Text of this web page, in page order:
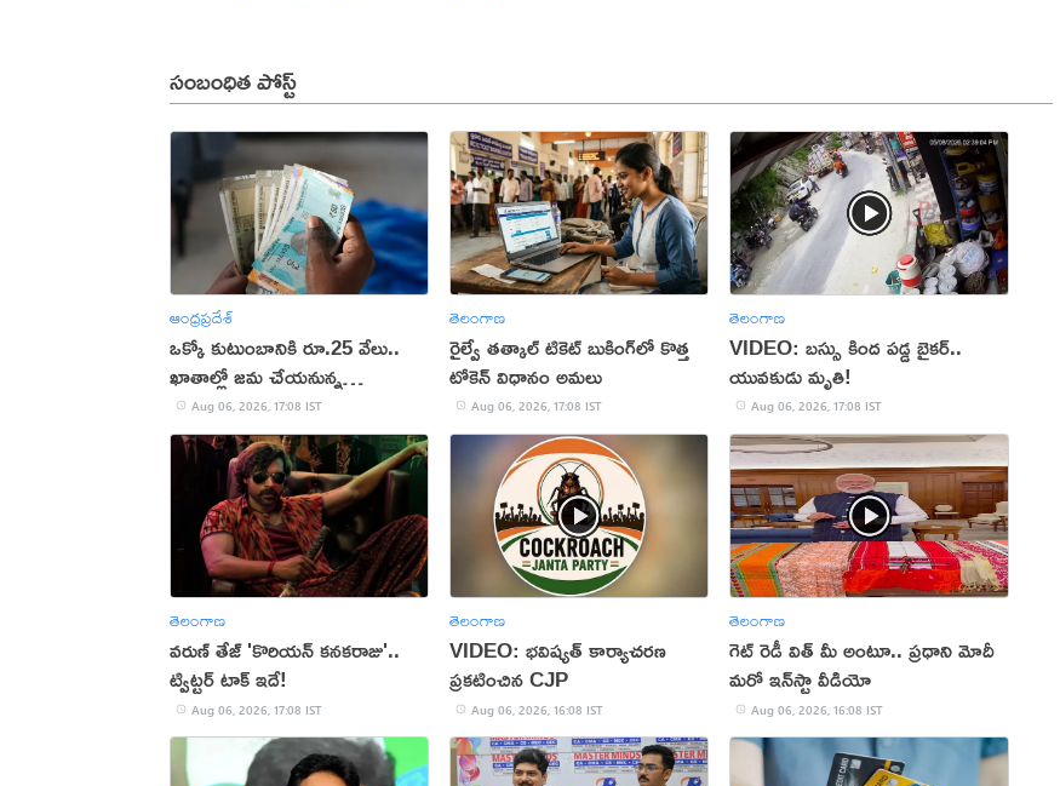
సంబంధిత పోస్ట్
ఆంధ్రప్రదేశ్
ఒక్కో కుటుంబానికి రూ.25 వేలు..
ఖాతాల్లో జ‌మ చేయ‌నున్న
ప్ర‌భుత్వం..!
Aug 06, 2026, 17:08 IST
తెలంగాణ
రైల్వే తత్కాల్ టికెట్ బుకింగ్‌లో కొత్త
టోకెన్ విధానం అమలు
Aug 06, 2026, 17:08 IST
తెలంగాణ
VIDEO: బస్సు కింద పడ్డ బైకర్..
యువకుడు మృతి!
Aug 06, 2026, 17:08 IST
తెలంగాణ
వరుణ్ తేజ్ 'కొరియన్ కనకరాజు'..
ట్విట్టర్ టాక్ ఇదే!
Aug 06, 2026, 17:08 IST
తెలంగాణ
VIDEO: భవిష్యత్ కార్యాచరణ
ప్రకటించిన CJP
Aug 06, 2026, 16:08 IST
తెలంగాణ
గెట్ రెడీ విత్ మీ అంటూ.. ప్రధాని మోదీ
మరో ఇన్‌స్టా వీడియో
Aug 06, 2026, 16:08 IST